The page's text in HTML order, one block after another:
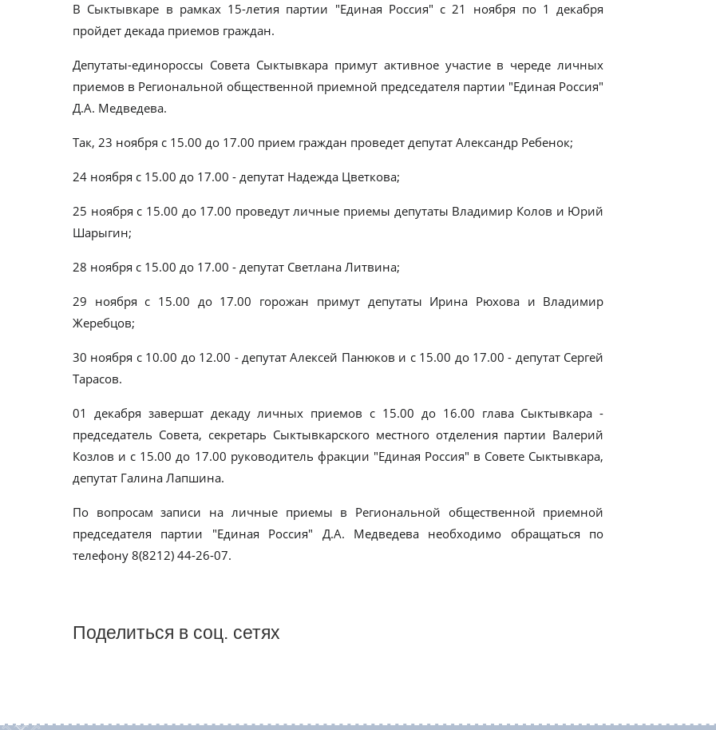
В Сыктывкаре в рамках 15-летия партии "Единая Россия" с 21 ноября по 1 декабря
пройдет декада приемов граждан.
Депутаты-единороссы Совета Сыктывкара примут активное участие в череде личных
приемов в Региональной общественной приемной председателя партии "Единая Россия"
Д.А. Медведева.
Так, 23 ноября с 15.00 до 17.00 прием граждан проведет депутат Александр Ребенок;
24 ноября с 15.00 до 17.00 - депутат Надежда Цветкова;
25 ноября с 15.00 до 17.00 проведут личные приемы депутаты Владимир Колов и Юрий
Шарыгин;
28 ноября с 15.00 до 17.00 - депутат Светлана Литвина;
29 ноября с 15.00 до 17.00 горожан примут депутаты Ирина Рюхова и Владимир
Жеребцов;
30 ноября с 10.00 до 12.00 - депутат Алексей Панюков и с 15.00 до 17.00 - депутат Сергей
Тарасов.
01 декабря завершат декаду личных приемов с 15.00 до 16.00 глава Сыктывкара -
председатель Совета, секретарь Сыктывкарского местного отделения партии Валерий
Козлов и с 15.00 до 17.00 руководитель фракции "Единая Россия" в Совете Сыктывкара,
депутат Галина Лапшина.
По вопросам записи на личные приемы в Региональной общественной приемной
председателя партии "Единая Россия" Д.А. Медведева необходимо обращаться по
телефону 8(8212) 44-26-07.
Поделиться в соц. сетях